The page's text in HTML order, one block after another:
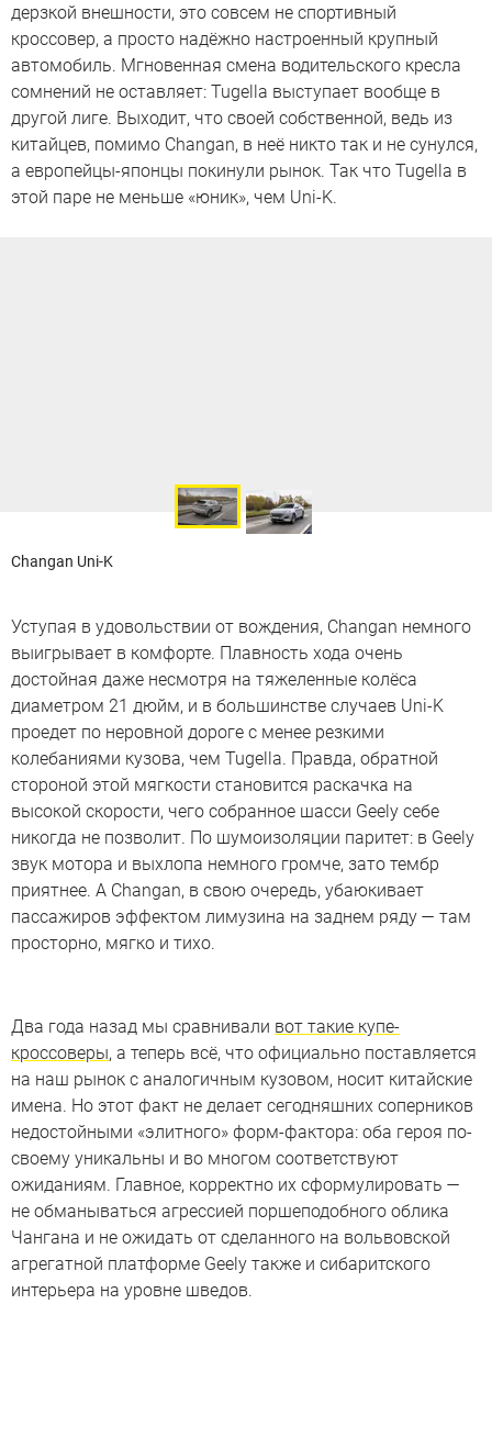
дерзкой внешности, это совсем не спортивный
кроссовер, а просто надёжно настроенный крупный
автомобиль. Мгновенная смена водительского кресла
сомнений не оставляет: Tugella выступает вообще в
другой лиге. Выходит, что своей собственной, ведь из
китайцев, помимо Changan, в неё никто так и не сунулся,
а европейцы-японцы покинули рынок. Так что Tugella в
этой паре не меньше «юник», чем Uni-K.
Changan Uni-K
Уступая в удовольствии от вождения, Changan немного
выигрывает в комфорте. Плавность хода очень
достойная даже несмотря на тяжеленные колёса
диаметром 21 дюйм, и в большинстве случаев Uni-K
проедет по неровной дороге с менее резкими
колебаниями кузова, чем Tugella. Правда, обратной
стороной этой мягкости становится раскачка на
высокой скорости, чего собранное шасси Geely себе
никогда не позволит. По шумоизоляции паритет: в Geely
звук мотора и выхлопа немного громче, зато тембр
приятнее. А Changan, в свою очередь, убаюкивает
пассажиров эффектом лимузина на заднем ряду — там
просторно, мягко и тихо.
Два года назад мы сравнивали вот такие купе-
кроссоверы, а теперь всё, что официально поставляется
на наш рынок с аналогичным кузовом, носит китайские
имена. Но этот факт не делает сегодняшних соперников
недостойными «элитного» форм-фактора: оба героя по-
своему уникальны и во многом соответствуют
ожиданиям. Главное, корректно их сформулировать —
не обманываться агрессией поршеподобного облика
Чангана и не ожидать от сделанного на вольвовской
агрегатной платформе Geely также и сибаритского
интерьера на уровне шведов.